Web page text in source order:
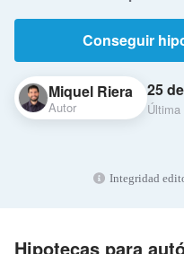
Conseguir
Miquel Riera
Autor
25
Integridad
Hipotecas para